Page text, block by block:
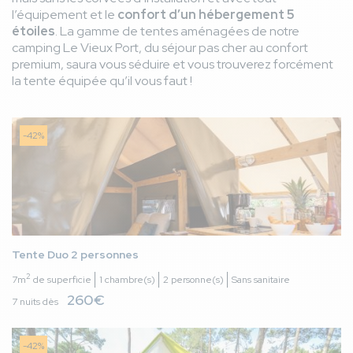
l’équipement et le confort d’un hébergement 5
étoiles. La gamme de tentes aménagées de notre
camping Le Vieux Port, du séjour pas cher au confort
premium, saura vous séduire et vous trouverez forcément
la tente équipée qu’il vous faut !
-42%
Tente Duo 2 personnes
7m2 de superficie 1 chambre(s) 2 personne(s)
Sans sanitaire
7 nuits dès
260€
-42%
Avis hébergement
thumb_upRapport qualité prix
Avis général
thumb_upLa cadre, le personnel. Ce camping est toujours notre
référence
Chemi J Espagne
/ 10
Du 22/06/2025 au 27/06/2025
Famille avec adolescent(s)
Avis hébergement
thumb_up Adecuado para los que estuvimos
Normal
Avis général
thumb_upLas instalaciones
pronto respectivamente..
LOURDES A Espagne 8,0/ 10